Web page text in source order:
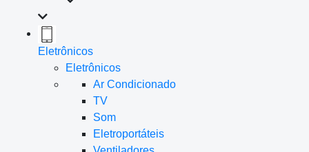
Eletrônicos
Eletrônicos
Ar Condicionado
TV
Som
Eletroportáteis